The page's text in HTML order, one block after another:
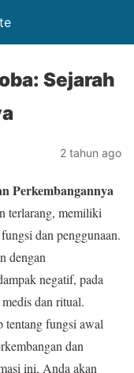
Sejarah
2 tahun ago
Perkembangannya
terlarang, memiliki
dan penggunaan.
dengan
negatif, pada
dan ritual.
tentang fungsi awal
dan
ini, Anda akan